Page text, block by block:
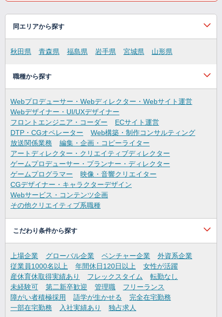
同エリアから探す
秋田県 青森県 福島県 岩手県 宮城県 山形県
職種から探す
Webプロデューサー・Webディレクター・Webサイト運営
Webデザイナー・UI/UXデザイナー
フロントエンジニア・コーダー
ECサイト運営
DTP・CGオペレーター
Web構築・制作コンサルティング
放送関係業務
編集・企画・コピーライター
アートディレクター・クリエイティブディレクター
ゲームプロデューサー・プランナー・ディレクター
ゲームプログラマー
映像・音響クリエイター
CGデザイナー・キャラクターデザイン
Webサービス・コンテンツ企画
その他クリエイティブ系職種
こだわり条件から探す
上場企業 グローバル企業 ベンチャー企業
外資系企業
従業員1000名以上
年間休日120日以上
女性が活躍
産休育休取得実績あり
フレックスタイム
転勤なし
未経験可
第二新卒歓迎 管理職
フリーランス
障がい者積極採用
語学が生かせる
完全在宅勤務
一部在宅勤務
入社実績あり 独占求人